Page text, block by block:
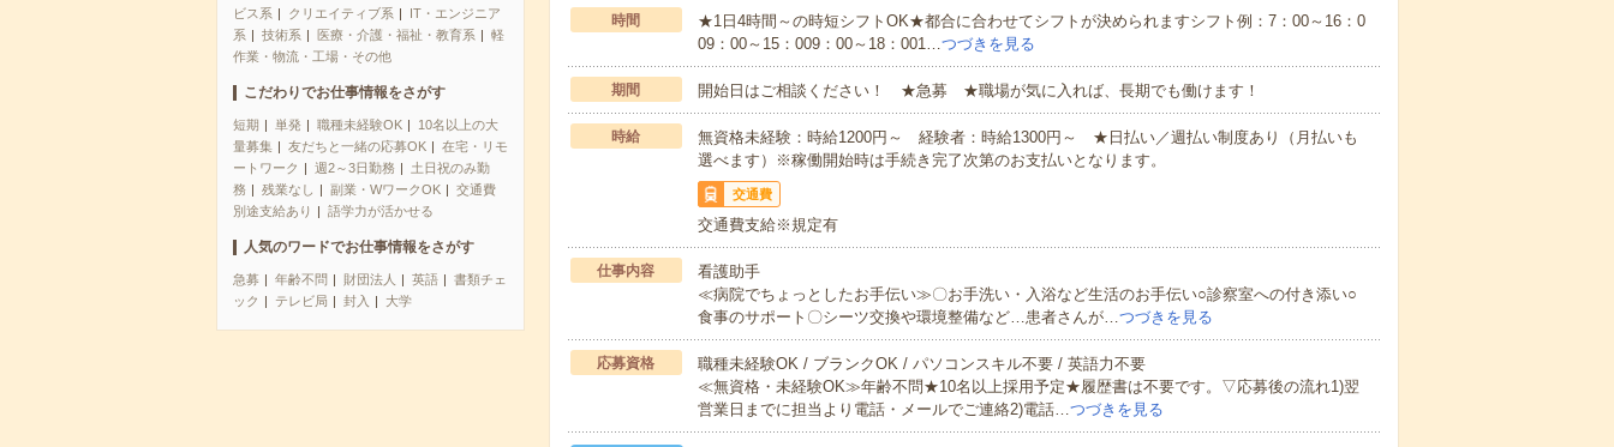
ビス系
クリエイティブ系
IT・エンジニア
系
技術系 医療・介護・福祉・教育系
軽
作業・物流・工場・その他
こだわりでお仕事情報をさがす
短期 単発 職種未経験OK
10名以上の大
量募集
友だちと一緒の応募OK
在宅・リモ
ートワーク
週2～3日勤務
土日祝のみ勤
務
残業なし 副業・WワークOK
交通費
別途支給あり
語学力が活かせる
人気のワードでお仕事情報をさがす
急募 年齢不問 財団法人 英語
書類チェ
ック
テレビ局 封入 大学
時間
★1日4時間～の時短シフトOK★都合に合わせてシフトが決められますシフト例：7：00～16：0
09：00～15：009：00～18：001…つづきを見る
期間 開始日はご相談ください！ ★急募 ★職場が気に入れば、長期でも働けます！
時給
無資格未経験：時給1200円～ 経験者：時給1300円～ ★日払い／週払い制度あり（月払いも
選べます）※稼働開始時は手続き完了次第のお支払いとなります。
交通費
交通費支給※規定有
仕事内容
看護助手
≪病院でちょっとしたお手伝い≫〇お手洗い・入浴など生活のお手伝い○診察室への付き添い○
食事のサポート〇シーツ交換や環境整備など…患者さんが…つづきを見る
応募資格
職種未経験OK / ブランクOK / パソコンスキル不要 / 英語力不要
≪無資格・未経験OK≫年齢不問★10名以上採用予定★履歴書は不要です。▽応募後の流れ1)翌
営業日までに担当より電話・メールでご連絡2)電話…つづきを見る